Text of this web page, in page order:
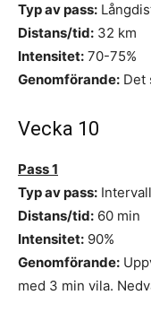
Typ av pass:
Distans/tid: 32 km
Intensitet: 70-75%
Genomförande: Det
Vecka 10
Pass 1
Typ av pass: Intervall
Distans/tid: 60 min
Intensitet: 90%
Genomförande:
med 3 min vila.